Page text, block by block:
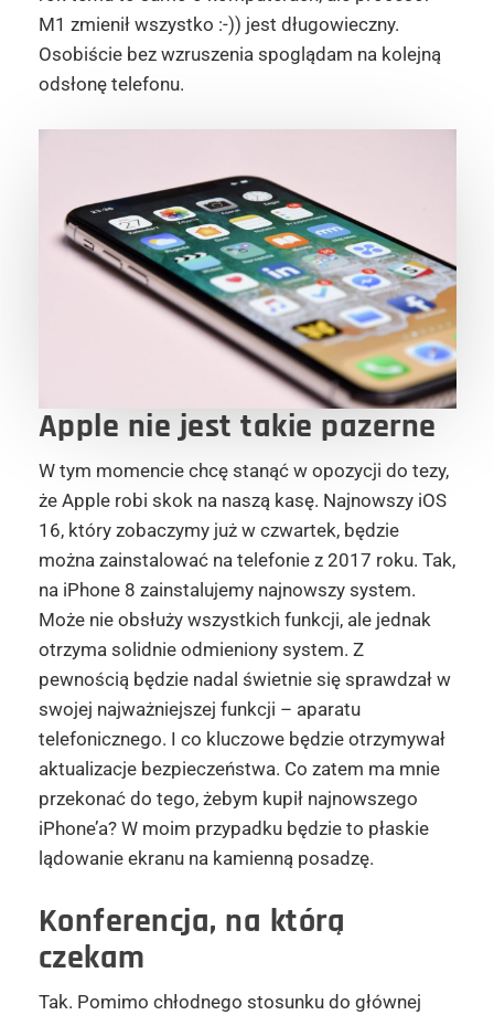
M1 zmienił wszystko :-)) jest długowieczny.
Osobiście bez wzruszenia spoglądam na kolejną
odsłonę telefonu.
Apple nie jest takie pazerne
W tym momencie chcę stanąć w opozycji do tezy,
że Apple robi skok na naszą kasę. Najnowszy iOS
16, który zobaczymy już w czwartek, będzie
można zainstalować na telefonie z 2017 roku. Tak,
na iPhone 8 zainstalujemy najnowszy system.
Może nie obsłuży wszystkich funkcji, ale jednak
otrzyma solidnie odmieniony system. Z
pewnością będzie nadal świetnie się sprawdzał w
swojej najważniejszej funkcji – aparatu
telefonicznego. I co kluczowe będzie otrzymywał
aktualizacje bezpieczeństwa. Co zatem ma mnie
przekonać do tego, żebym kupił najnowszego
iPhone’a? W moim przypadku będzie to płaskie
lądowanie ekranu na kamienną posadzę.
Konferencja, na którą
czekam
Tak. Pomimo chłodnego stosunku do głównej